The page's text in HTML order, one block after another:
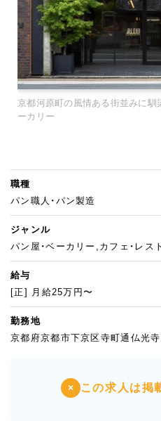
京都河原町の風情ある街並みに
ーカリー
職種
パン職人・パン製造
ジャンル
パン屋・ベーカリー,カフェ・レス
給与
[正] 月給25万円〜
勤務地
京都府京都市下京区寺町通仏光
× この求人は掲